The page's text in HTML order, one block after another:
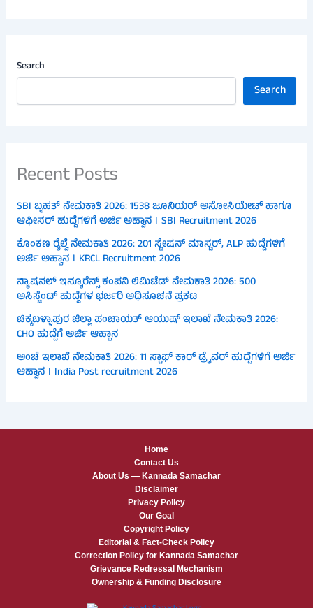
Search
Search
Recent Posts
SBI ಬೃಹತ್ ನೇಮಕಾತಿ 2026: 1538 ಜೂನಿಯರ್ ಅಸೋಸಿಯೇಟ್ ಹಾಗೂ
ಆಫೀಸರ್ ಹುದ್ದೆಗಳಿಗೆ ಅರ್ಜಿ ಅಹ್ವಾನ । SBI Recruitment 2026
ಕೊಂಕಣ ರೈಲ್ವೆ ನೇಮಕಾತಿ 2026: 201 ಸ್ಟೇಷನ್ ಮಾಸ್ಟರ್, ALP ಹುದ್ದೆಗಳಿಗೆ
ಅರ್ಜಿ ಅಹ್ವಾನ । KRCL Recruitment 2026
ನ್ಯಾಷನಲ್ ಇನ್ಶೂರೆನ್ಸ್ ಕಂಪನಿ ಲಿಮಿಟೆಡ್ ನೇಮಕಾತಿ 2026: 500
ಅಸಿಸ್ಟೆಂಟ್ ಹುದ್ದೆಗಳ ಭರ್ಜರಿ ಅಧಿಸೂಚನೆ ಪ್ರಕಟ
ಚಿಕ್ಕಬಳ್ಳಾಪುರ ಜಿಲ್ಲಾ ಪಂಚಾಯತ್ ಆಯುಷ್ ಇಲಾಖೆ ನೇಮಕಾತಿ 2026:
CHO ಹುದ್ದೆಗೆ ಅರ್ಜಿ ಆಹ್ವಾನ
ಅಂಚೆ ಇಲಾಖೆ ನೇಮಕಾತಿ 2026: 11 ಸ್ಟಾಫ್ ಕಾರ್ ಡ್ರೈವರ್ ಹುದ್ದೆಗಳಿಗೆ ಅರ್ಜಿ
ಆಹ್ವಾನ । India Post recruitment 2026
Home
Contact Us
About Us — Kannada Samachar
Disclaimer
Privacy Policy
Our Goal
Copyright Policy
Editorial & Fact-Check Policy
Correction Policy for Kannada Samachar
Grievance Redressal Mechanism
Ownership & Funding Disclosure